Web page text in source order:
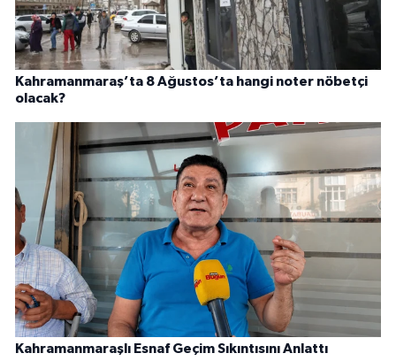
Kahramanmaraş’ta 8 Ağustos’ta hangi noter nöbetçi
olacak?
Kahramanmaraşlı Esnaf Geçim Sıkıntısını Anlattı